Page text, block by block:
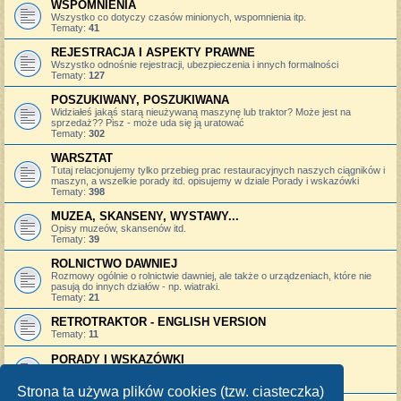
Strona ta używa plików cookies (tzw. ciasteczka)
WSPOMNIENIA
Wszystko co dotyczy czasów minionych, wspomnienia itp.
Tematy: 41
REJESTRACJA I ASPEKTY PRAWNE
Wszystko odnośnie rejestracji, ubezpieczenia i innych formalności
Tematy: 127
POSZUKIWANY, POSZUKIWANA
Widziałeś jakąś starą nieużywaną maszynę lub traktor? Może jest na
sprzedaż?? Pisz - może uda się ją uratować
Tematy: 302
WARSZTAT
Tutaj relacjonujemy tylko przebieg prac restauracyjnych naszych ciągników i
maszyn, a wszelkie porady itd. opisujemy w dziale Porady i wskazówki
Tematy: 398
MUZEA, SKANSENY, WYSTAWY...
Opisy muzeów, skansenów itd.
Tematy: 39
ROLNICTWO DAWNIEJ
Rozmowy ogólnie o rolnictwie dawniej, ale także o urządzeniach, które nie
pasują do innych działów - np. wiatraki.
Tematy: 21
RETROTRAKTOR - ENGLISH VERSION
Tematy: 11
PORADY I WSKAZÓWKI